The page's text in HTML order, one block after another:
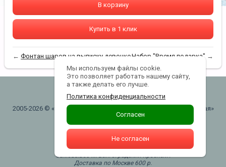
В корзину
Купить в 1 клик
←Фонтан шаров на выписку девочкеНабор "Время подарка" →
lanterns@yandex.ru
2005-2026 © «"ШАРЫВАУ" воздушные шары . Москва. Таганская»
Политика конфиденциальности
+7(916)740-43-43
Самовывоз м. Волгоградский проспект.
Доставка по Москве 600 р.
Мы используем файлы cookie.
Это позволяет работать нашему сайту,
а также делать его лучше.
Политика конфиденциальности
Согласен
Не согласен